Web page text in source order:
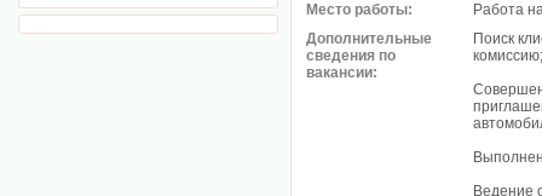
Место работы:
Работа
Дополнительные
сведения по
вакансии:
Поиск
комиссию;
Ведение